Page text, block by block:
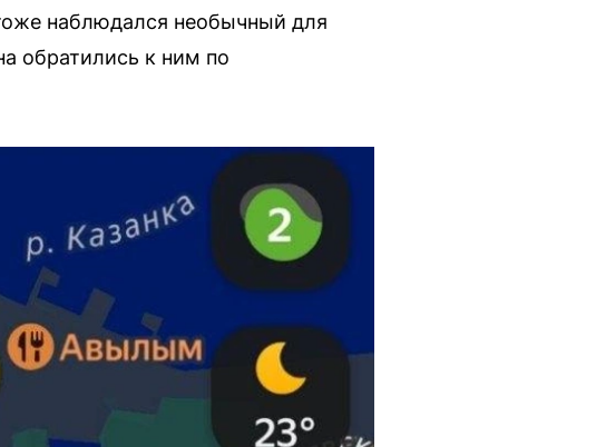
наблюдался необычный для
обратились к ним по